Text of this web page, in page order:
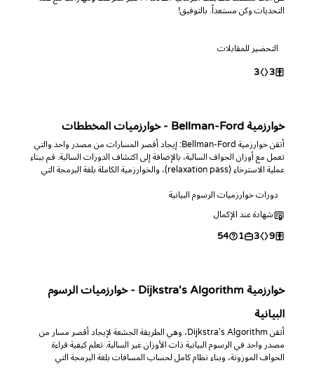
التحديات وكن مستعداً. بالتوفيق!
التحضير للمقابلات
3
3
خوارزمية Bellman-Ford - خوارزميات المخططات
أتقن خوارزمية Bellman-Ford: إيجاد أقصر المسارات من مصدر واحد والتي
تعمل مع أوزان الحواف السالبة، بالإضافة إلى اكتشاف الدورات السالبة. قم ببناء
عملية الاسترخاء (relaxation pass)، والخوارزمية الكاملة بلغة البرمجة التي
دورات خوارزميات الرسوم البيانية
شهادة عند الإكمال
9
3
1
54
خوارزمية Dijkstra's Algorithm - خوارزميات الرسوم
البيانية
أتقن Dijkstra's Algorithm، وهي الطريقة الجشعة لإيجاد أقصر مسار من
مصدر واحد في الرسوم البيانية ذات الأوزان غير السالبة. تعلم كيفية قراءة
الحواف الموزونة، وبناء نظام كامل لحساب المسافات بلغة البرمجة التي